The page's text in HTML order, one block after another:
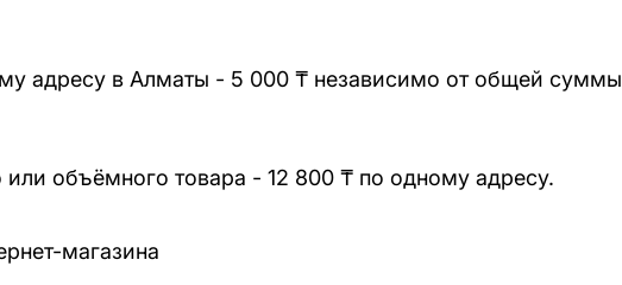
адресу в Алматы - 5 000 ₸ независимо от общей суммы
или объёмного товара - 12 800 ₸ по одному адресу.
магазина